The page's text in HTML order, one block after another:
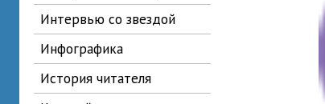
интервью со звездой
инфографика
история читателя